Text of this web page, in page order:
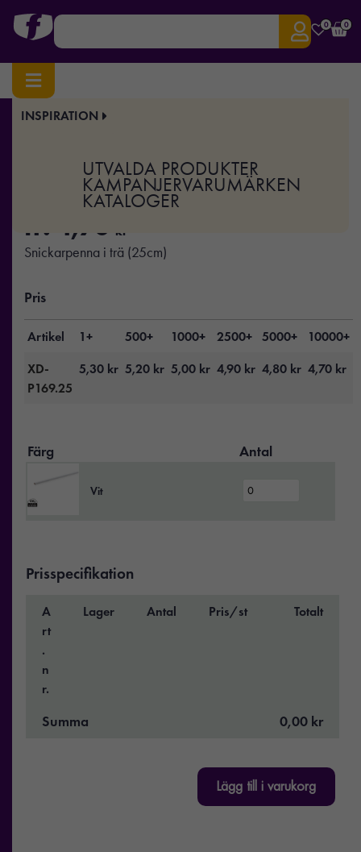
0 0
INSPIRATION
UTVALDA PRODUKTER
KAMPANJERVARUMÄRKEN
KATALOGER
Hem/Hem & Kök/Verktyg
Snickarpenna i trä
fr. 4,70 kr
Snickarpenna i trä (25cm)
Pris
Artikel 1+ 500+ 1000+ 2500+ 5000+
10000+
XD-
P169.25
5,30 kr 5,20 kr 5,00 kr 4,90 kr 4,80 kr 4,70 kr
Färg Antal
Vit
Prisspecifikation
A
rt
.
n
r.
Lager Antal Pris/st Totalt
Summa 0,00 kr
Lägg till i varukorg